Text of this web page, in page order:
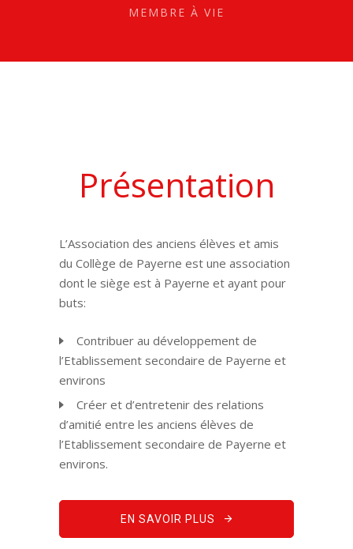
MEMBRE À VIE
Présentation
L’Association des anciens élèves et amis
du Collège de Payerne est une association
dont le siège est à Payerne et ayant pour
buts:
Contribuer au développement de
l’Etablissement secondaire de Payerne et
environs
Créer et d’entretenir des relations
d’amitié entre les anciens élèves de
l’Etablissement secondaire de Payerne et
environs.
EN SAVOIR PLUS